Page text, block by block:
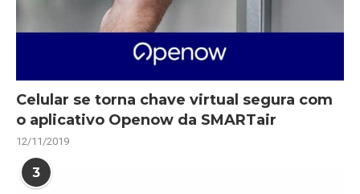
Celular se torna chave virtual segura com
o aplicativo Openow da SMARTair
12/11/2019
3